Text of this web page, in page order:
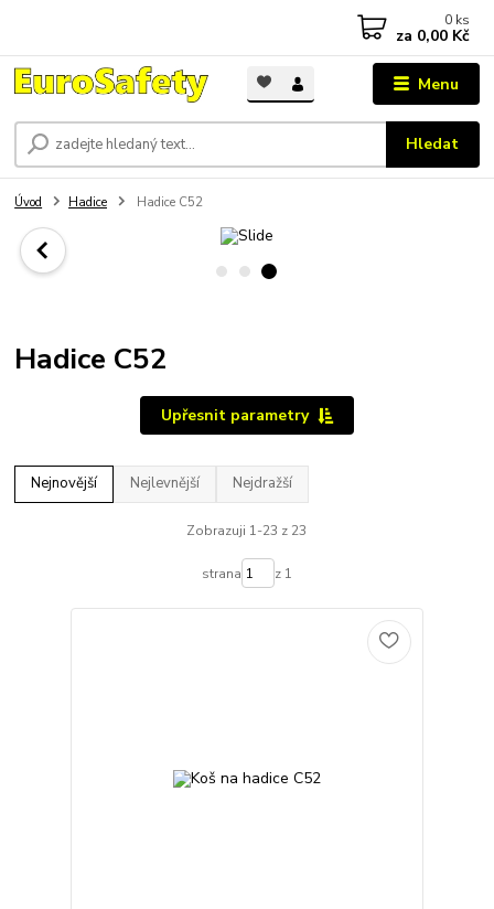
Menu
Hledat
0 ks
za 0,00 Kč
Úvod Hadice Hadice C52
Hadice C52
Upřesnit parametry
Nejnovější Nejlevnější Nejdražší
Zobrazuji 1-23 z 23
strana z 1